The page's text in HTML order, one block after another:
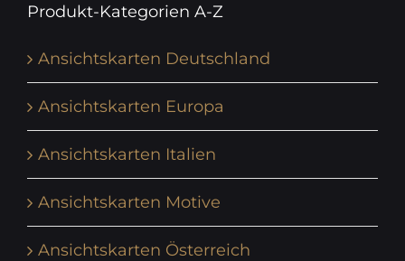
Produkt-Kategorien A-Z
Ansichtskarten Deutschland
Ansichtskarten Europa
Ansichtskarten Italien
Ansichtskarten Motive
Ansichtskarten Österreich